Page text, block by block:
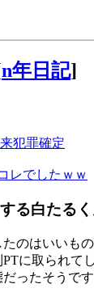
n年日記]
犯罪確定
レでしたｗｗ
る白たる
のはいいも
に取られて
ったそうです